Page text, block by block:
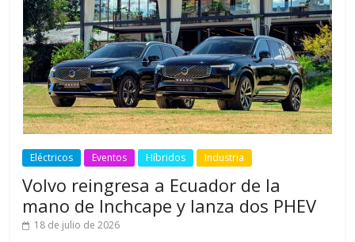
Eléctricos Eventos Híbridos Industria
Volvo reingresa a Ecuador de la
mano de Inchcape y lanza dos PHEV
18 de julio de 2026